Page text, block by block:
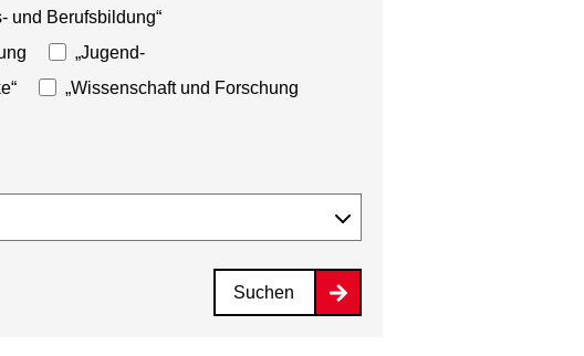
und Berufsbildung“
„Jugend-
„Wissenschaft und Forschung
Suchen